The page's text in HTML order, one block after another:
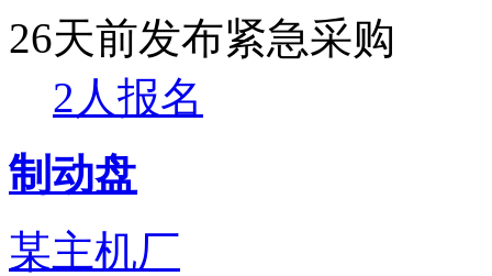
26天前发布紧急采购
2人报名
制动盘
某主机厂